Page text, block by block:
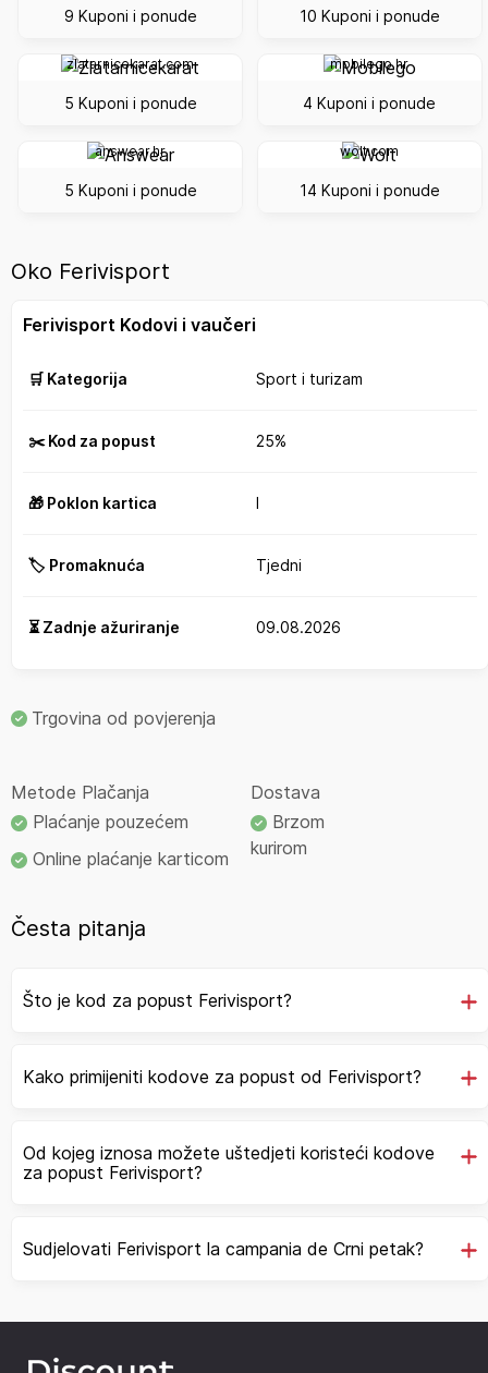
9 Kuponi i ponude 10 Kuponi i ponude
zlatarnicekarat.com
5 Kuponi i ponude
mobilego.hr
4 Kuponi i ponude
answear.hr
5 Kuponi i ponude
wolt.com
14 Kuponi i ponude
Oko Ferivisport
Ferivisport Kodovi i vaučeri
🛒 Kategorija Sport i turizam
✂️ Kod za popust 25%
🎁 Poklon kartica I
🏷️ Promaknuća Tjedni
⏳ Zadnje ažuriranje 09.08.2026
Trgovina od povjerenja
Metode Plačanja
Plaćanje pouzećem
Online plaćanje karticom
Dostava
Brzom
kurirom
Česta pitanja
Što je kod za popust Ferivisport?
Kako primijeniti kodove za popust od Ferivisport?
Od kojeg iznosa možete uštedjeti koristeći kodove
za popust Ferivisport?
Sudjelovati Ferivisport la campania de Crni petak?